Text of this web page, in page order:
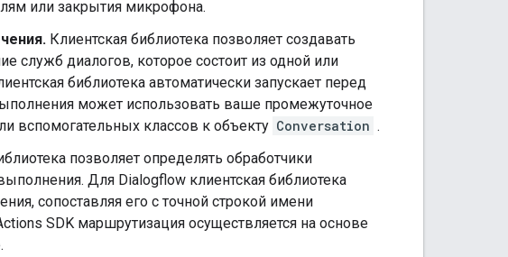
или закрытия микрофона.
Клиентская библиотека позволяет создавать
служб диалогов, которое состоит из одной или
библиотека автоматически запускает перед
может использовать ваше промежуточное
вспомогательных классов к объекту Conversation .
позволяет определять обработчики
Для Dialogflow клиентская библиотека
сопоставляя его с точной строкой имени
SDK маршрутизация осуществляется на основе